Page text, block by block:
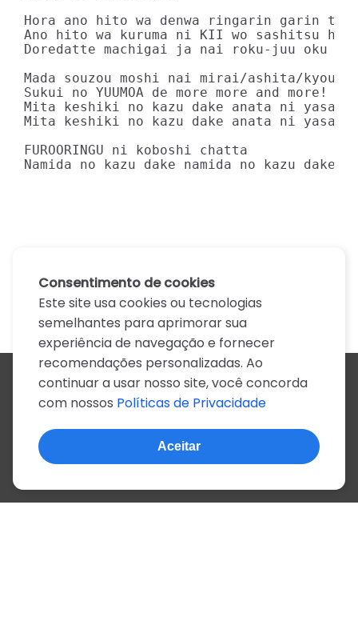
Hora ano hito wa denwa ringarin garin tte
Ano hito wa kuruma ni KII wo sashitsu
Doredatte machigai ja nai roku-juu oku
Mada souzou moshi nai mirai/ashita/kyou
Sukui no YUUMOA de more more and more!
Mita keshiki no kazu dake anata ni
Mita keshiki no kazu dake anata ni
FUROORINGU ni koboshi chatta
Namida no kazu dake namida no kazu dake
Todos os artistas
A
B C D E F G H I J
N
O P Q R S T U V W X
Z
0-9
© 2022, mais de 2 milhões de cifras e letras
Consentimento de cookies
Este site usa cookies ou tecnologias
semelhantes para aprimorar sua
experiência de navegação e fornecer
recomendações personalizadas. Ao
continuar a usar nosso site, você concorda
com nossos Políticas de Privacidade
Aceitar